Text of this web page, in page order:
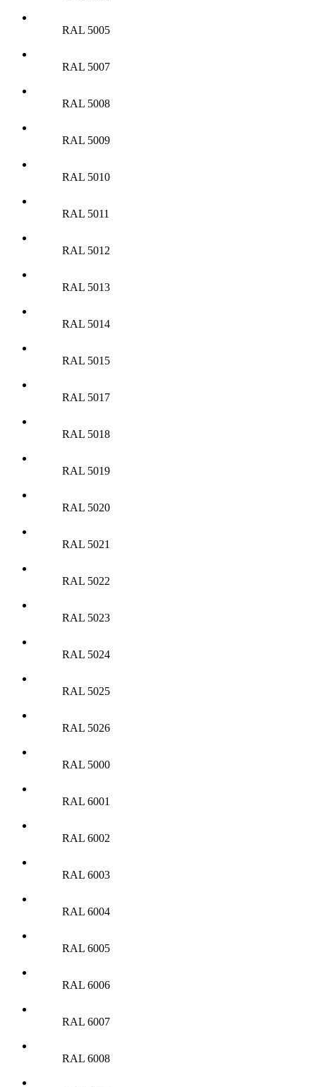
RAL 5005
RAL 5007
RAL 5008
RAL 5009
RAL 5010
RAL 5011
RAL 5012
RAL 5013
RAL 5014
RAL 5015
RAL 5017
RAL 5018
RAL 5019
RAL 5020
RAL 5021
RAL 5022
RAL 5023
RAL 5024
RAL 5025
RAL 5026
RAL 5000
RAL 6001
RAL 6002
RAL 6003
RAL 6004
RAL 6005
RAL 6006
RAL 6007
RAL 6008